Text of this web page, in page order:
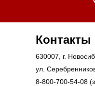
Контакты
630007 , г.
ул.
8-800-700-54-08